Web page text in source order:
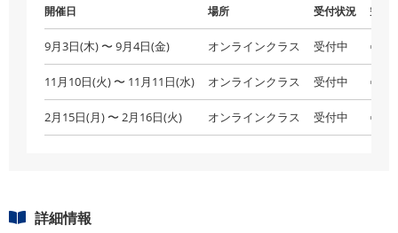
開催日 場所 受付状況 空席
9月3日(木) 〜 9月4日(金) オンラインクラス 受付中 ○空
11月10日(火) 〜 11月11日(水) オンラインクラス 受付中 ○空
2月15日(月) 〜 2月16日(火) オンラインクラス 受付中 ○空
詳細情報